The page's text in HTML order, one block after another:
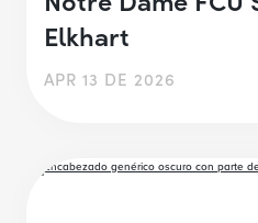
Elkhart
APR 13 DE 2026